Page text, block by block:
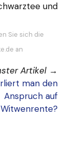
und
Sie sich die
an
Artikel →
man den
Anspruch auf
Witwenrente?